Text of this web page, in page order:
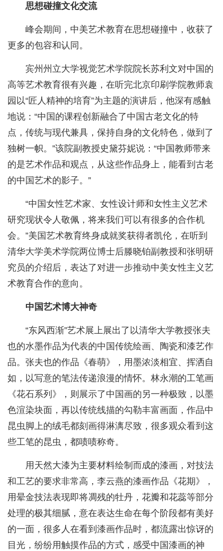
思想碰撞文化交流
峰会期间，中美艺术教育在思想碰撞中，收获了
更多的包容和认同。
宾州州立大学视觉艺术学院院长苏利文对中国的
高等艺术教育很有兴趣，在听完北京印刷学院教师袁
园以“匠人精神的培育”为主题的演讲后，他深有感触
地说：“中国的课程创新融合了中国古老文化的特
点，传统与现代兼具，保持自身的文化特色，做到了
独树一帜。”该院副教授史黛芬妮说：“中国教师带来
的是艺术作品和观点，从这些作品身上，能看到古老
的中国艺术的影子。”
“中国女性艺术家、女性设计师和女性主义艺术
研究现状令人敬佩，将来我们可以有很多的合作机
会。”美国艺术教育终身成就奖获得者凯伦，在听到
清华大学美术学院两位博士后滕晓铂副教授和张明研
究员的介绍后，表达了对进一步推动中美女性主义艺
术教育合作的意向。
中国艺术博大神奇
“东风西渐”艺术展上展出了以清华大学教授张夫
也的水墨作品为代表的中国传统绘画、陶瓷和漆艺作
品。张夫也的作品《春萌》，用墨浓淡相宜、挥洒自
如，以写意的笔法传递浪漫的情怀。林永潮的工笔画
《花石系列》，则展示了中国画的另一种极致，以墨
色渲染块面，再以传统线描的勾勒丰富画面，作品中
昆虫脚上的绒毛都刻画得淋漓尽致，很多观众看到这
些工笔的昆虫，都啧啧称奇。
用天然大漆为主要材料绘制而成的漆画，对技法
和工艺的要求非常高，李云燕的漆画作品《花期》，
用晕金技法表现即将凋残的牡丹，花瓣和花蕊等部分
处理的极其细腻，意在表达生命在每个阶段都有美好
的一面，很多人在看到漆画作品时，都流露出惊讶的
目光，纷纷用触摸作品的方式，感受中国漆画的神